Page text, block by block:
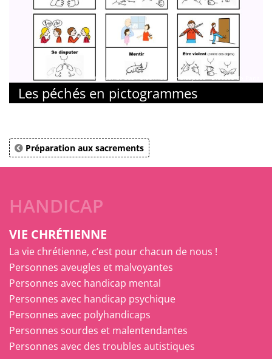
© Vicariat des Personnes Handicapées - Diocèse de Paris
Les péchés en pictogrammes
Préparation aux sacrements
HANDICAP
VIE CHRÉTIENNE
La vie chrétienne, c’est pour chacun de nous !
Personnes aveugles et malvoyantes
Personnes avec handicap mental
Personnes avec handicap psychique
Personnes avec polyhandicaps
Personnes sourdes et malentendantes
Personnes avec des troubles autistiques